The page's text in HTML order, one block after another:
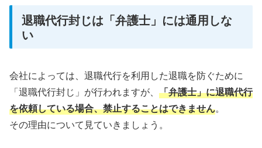
退職代行封じは「弁護士」には通用しな
い
会社によっては、退職代行を利用した退職を防ぐために
「退職代行封じ」が行われますが、 「弁護士」に退職代行
を依頼している場合、禁止することはできません。
その理由について見ていきましょう。